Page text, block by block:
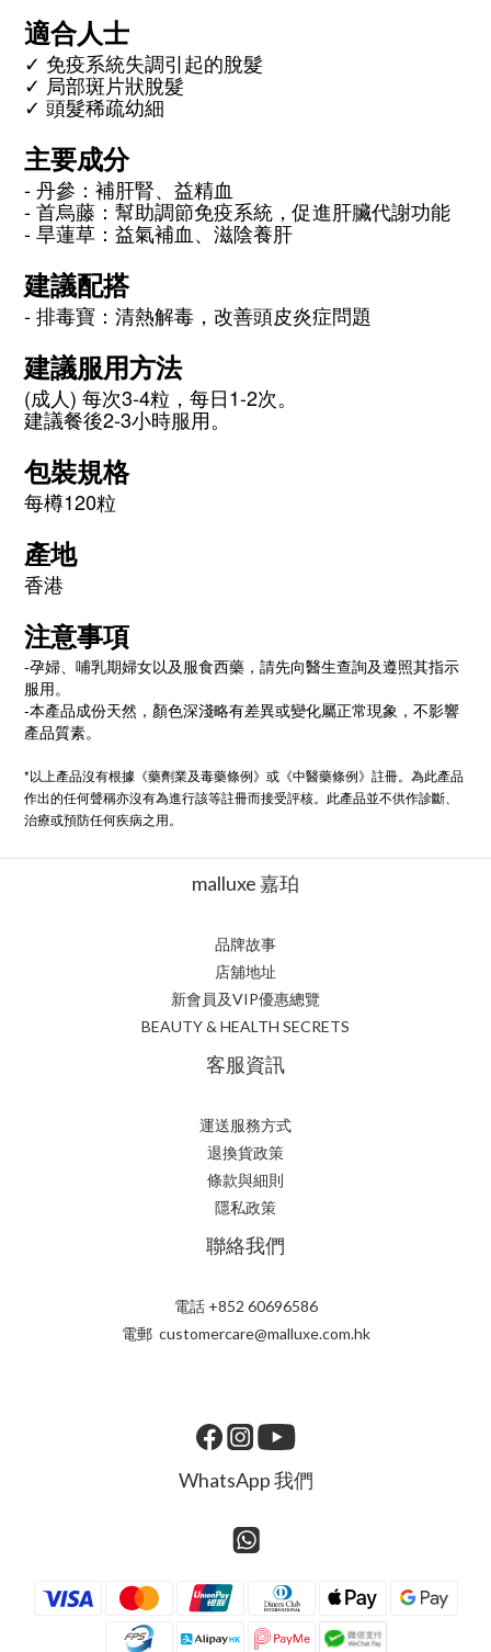
適合人士
✓ 免疫系統失調引起的脫髮
✓ 局部斑片狀脫髮
✓ 頭髮稀疏幼細
主要成分
- 丹參：補肝腎、益精血
- 首烏藤：幫助調節免疫系統，促進肝臟代謝功能
- 旱蓮草：益氣補血、滋陰養肝
建議配搭​
- 排毒寶：清熱解毒，改善頭皮炎症問題
建議服用方法
(成人) 每次3-4粒，每日1-2次。
建議餐後2-3小時服用。
包裝規格
每樽120粒
產地
香港
注意事項
-孕婦、哺乳期婦女以及服食西藥，請先向醫生查詢及遵照其指示
服用。
-本產品成份天然，顏色深淺略有差異或變化屬正常現象，不影響
產品質素。
*以上產品沒有根據《藥劑業及毒藥條例》或《中醫藥條例》註冊。為此產品
作出的任何聲稱亦沒有為進行該等註冊而接受評核。此產品並不供作診斷、
治療或預防任何疾病之用。
malluxe 嘉珀
品牌故事
店舖地址
新會員及VIP優惠總覽
BEAUTY & HEALTH SECRETS
客服資訊
運送服務方式
退換貨政策
條款與細則
隱私政策
聯絡我們
電話 +852 60696586
電郵 customercare@malluxe.com.hk
WhatsApp 我們